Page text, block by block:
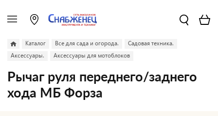
Каталог Все для сада и огорода.
Садовая техника.
Аксессуары.
Аксессуары для мотоблоков
Рычаг руля переднего/заднего
хода МБ Форза